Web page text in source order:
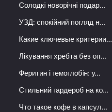
Солодкі новорічні подар...
УЗД: спокійний погляд н...
Какие ключевые критерии...
Лікування хребта без оп...
Феритин і гемоглобін: у...
Стильний гардероб на ко...
Что такое кофе в капсул...